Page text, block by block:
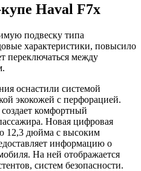
Haval F7x
подвеску типа
характеристики, повысило
переключаться между
оснастили системой
экокожей с перфорацией.
комфортный
Новая цифровая
12,3 дюйма с высоким
информацию о
На ней отображается
систем безопасности.